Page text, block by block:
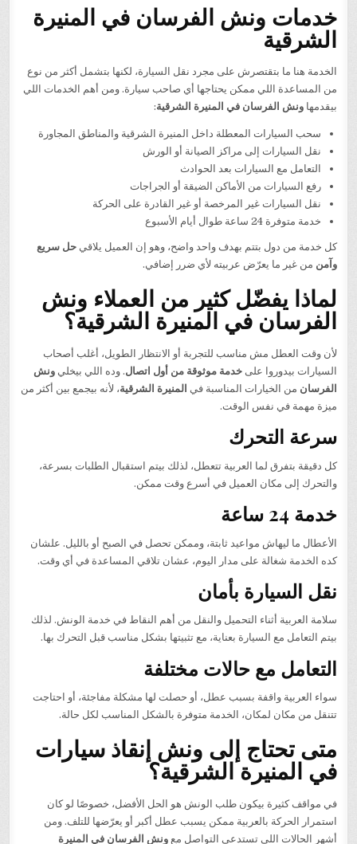
خدمات ونش الفرسان في المنيرة
الشرقية
الخدمة هنا ما بتقتصرش على مجرد نقل السيارة، لكنها بتشمل أكثر من نوع
من المساعدة اللي ممكن يحتاجها أي صاحب سيارة. ومن أهم الخدمات اللي
بيقدمهاونش الفرسان في المنيرة الشرقية:
سحب السيارات المعطلة داخل المنيرة الشرقية والمناطق المجاورة
نقل السيارات إلى مراكز الصيانة أو الورش
التعامل مع السيارات بعد الحوادث
رفع السيارات من الأماكن الضيقة أو الجراجات
نقل السيارات غير المرخصة أو غير القادرة على الحركة
خدمة متوفرة 24 ساعة طوال أيام الأسبوع
كل خدمة من دول بتتم بهدف واحد واضح، وهو إن العميل يلاقيحل سريع
وآمن من غير ما يعرّض عربيته لأي ضرر إضافي.
لماذا يفضّل كثير من العملاء ونش
الفرسان في المنيرة الشرقية؟
لأن وقت العطل مش مناسب للتجربة أو الانتظار الطويل، أغلب أصحاب
السيارات بيدوروا علىخدمة موثوقة من أول اتصال. وده اللي بيخليونش
الفرسان من الخيارات المناسبة في المنيرة الشرقية، لأنه بيجمع بين أكثر من
ميزة مهمة في نفس الوقت.
سرعة التحرك
كل دقيقة بتفرق لما العربية تتعطل، لذلك بيتم استقبال الطلبات بسرعة،
والتحرك إلى مكان العميل في أسرع وقت ممكن.
خدمة 24 ساعة
الأعطال ما ليهاش مواعيد ثابتة، وممكن تحصل في الصبح أو بالليل. علشان
كده الخدمة شغالة على مدار اليوم، عشان تلاقي المساعدة في أي وقت.
نقل السيارة بأمان
سلامة العربية أثناء التحميل والنقل من أهم النقاط في خدمة الونش. لذلك
بيتم التعامل مع السيارة بعناية، مع تثبيتها بشكل مناسب قبل التحرك بها.
التعامل مع حالات مختلفة
سواء العربية واقفة بسبب عطل، أو حصلت لها مشكلة مفاجئة، أو احتاجت
تتنقل من مكان لمكان، الخدمة متوفرة بالشكل المناسب لكل حالة.
متى تحتاج إلى ونش إنقاذ سيارات
في المنيرة الشرقية؟
في مواقف كثيرة بيكون طلب الونش هو الحل الأفضل، خصوصًا لو كان
استمرار الحركة بالعربية ممكن يسبب عطل أكبر أو يعرّضها للتلف. ومن
أشهر الحالات اللي تستدعي التواصل معونش الفرسان في المنيرة